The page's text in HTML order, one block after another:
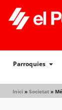
Parroquies
Inici » Societat »